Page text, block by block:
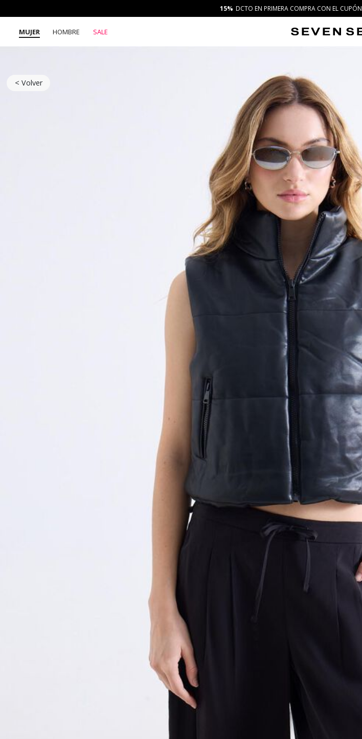
15% DCTO EN PRIMERA COMPRA CON EL CUPÓN
MUJER HOMBRE SALE
< Volver